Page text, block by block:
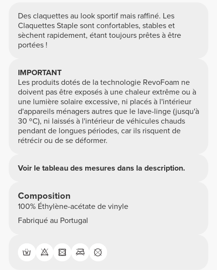
Des claquettes au look sportif mais raffiné. Les
Claquettes Staple sont confortables, stables et
sèchent rapidement, étant toujours prêtes à être
portées !
IMPORTANT
Les produits dotés de la technologie RevoFoam ne
doivent pas être exposés à une chaleur extrême ou à
une lumière solaire excessive, ni placés à l'intérieur
d'appareils ménagers autres que le lave-linge (jusqu'à
30 ºC), ni laissés à l'intérieur de véhicules chauds
pendant de longues périodes, car ils risquent de
rétrécir ou de se déformer.
Voir le tableau des mesures dans la description.
Composition
100% Éthylène-acétate de vinyle
Fabriqué au Portugal